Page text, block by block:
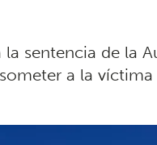
sentencia de la
a la